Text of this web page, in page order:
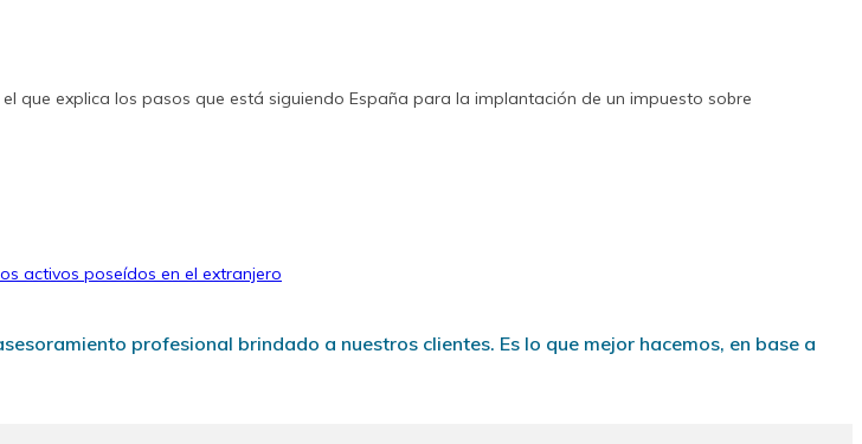
que explica los pasos que está siguiendo España para la implantación de un impuesto sobre
activos poseídos en el extranjero
profesional brindado a nuestros clientes. Es lo que mejor hacemos, en base a